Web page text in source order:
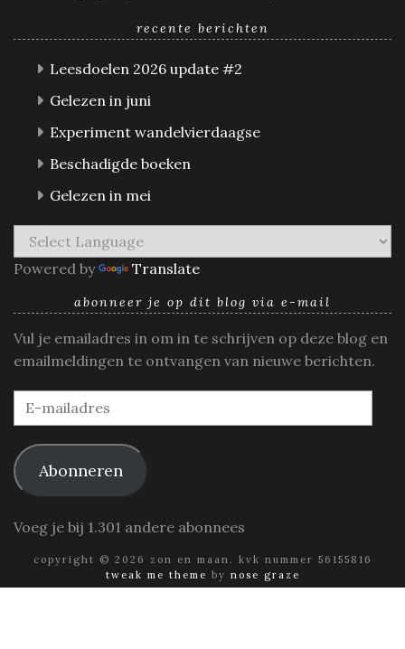
recente berichten
Leesdoelen 2026 update #2
Gelezen in juni
Experiment wandelvierdaagse
Beschadigde boeken
Gelezen in mei
Powered by Translate
abonneer je op dit blog via e-mail
Vul je emailadres in om in te schrijven op deze blog en
emailmeldingen te ontvangen van nieuwe berichten.
E-
mailadres
Abonneren
Voeg je bij 1.301 andere abonnees
copyright © 2026 zon en maan. kvk nummer 56155816
tweak me theme by nose graze